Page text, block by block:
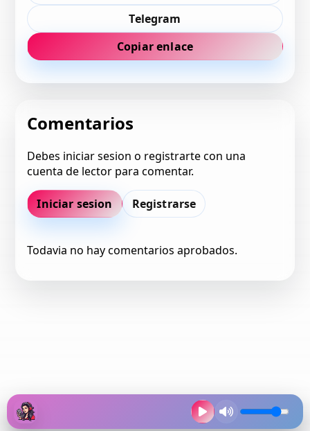
Telegram
Copiar enlace
Comentarios
Debes iniciar sesion o registrarte con una
cuenta de lector para comentar.
Iniciar sesion Registrarse
Todavia no hay comentarios aprobados.